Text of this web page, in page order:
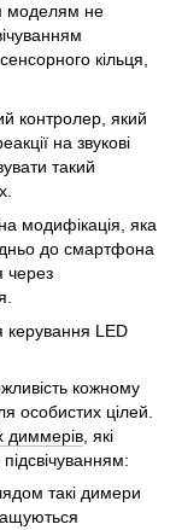
моделям не
кільця,
контролер, який
на звукові
такий
модифікація, яка
до смартфона
через
кожному
особистих цілей.
диммерів, які
такі димери